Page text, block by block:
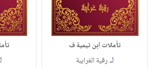
تأملات ابن تيمية ف
لـ رقية الغرايبة